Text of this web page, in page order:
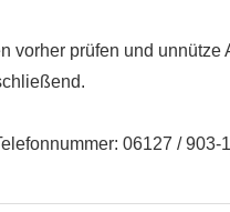
vorher prüfen und unnütze
06127 / 903-